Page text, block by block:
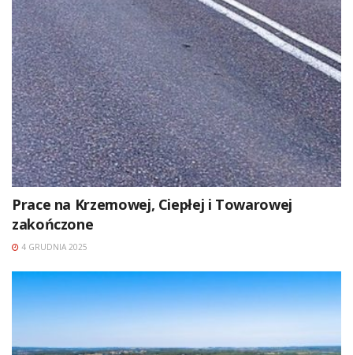
Prace na Krzemowej, Ciepłej i Towarowej
zakończone
4 GRUDNIA 2025